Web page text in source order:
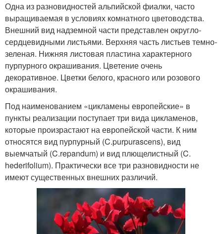
Одна из разновидностей альпийской фиалки, часто
выращиваемая в условиях комнатного цветоводства.
Внешний вид надземной части представлен округло-
сердцевидными листьями. Верхняя часть листьев темно-
зеленая. Нижняя листовая пластина характерного
пурпурного окрашивания. Цветение очень
декоративное. Цветки белого, красного или розового
окрашивания.
Под наименованием «цикламены европейские» в
пункты реализации поступает три вида цикламенов,
которые произрастают на европейской части. К ним
относятся вид пурпурный (C.purpurascens), вид
выемчатый (C.repandum) и вид плющелистный (C.
hederifolium). Практически все три разновидности не
имеют существенных внешних различий.